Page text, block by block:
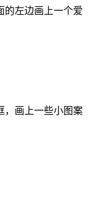
的左边画上一个爱
，画上一些小图案